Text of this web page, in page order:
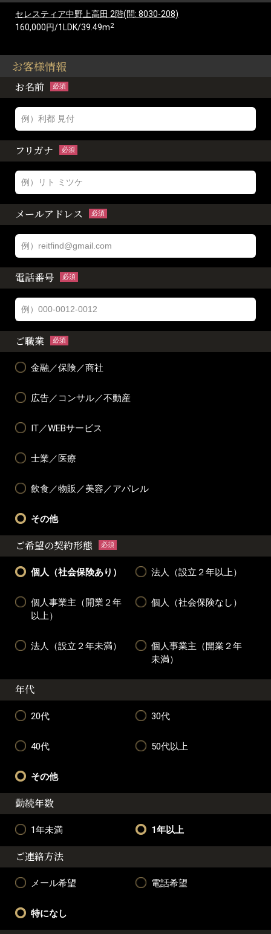
セレスティア中野上高田 2階(問: 8030-208)
160,000円/1LDK/39.49m2
お客様情報
お名前 必須
フリガナ 必須
メールアドレス 必須
電話番号 必須
ご職業 必須
金融／保険／商社
広告／コンサル／不動産
IT／WEBサービス
士業／医療
飲食／物販／美容／アパレル
その他
ご希望の契約形態 必須
個人（社会保険あり） 法人（設立２年以上）
個人事業主（開業２年
以上）
個人（社会保険なし）
法人（設立２年未満）
個人事業主（開業２年
未満）
年代
20代 30代
40代 50代以上
その他
勤続年数
1年未満 1年以上
ご連絡方法
メール希望 電話希望
特になし